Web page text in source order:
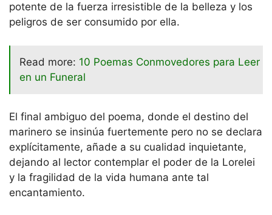
potente de la fuerza irresistible de la belleza y los
peligros de ser consumido por ella.
Read more: 10 Poemas Conmovedores para Leer
en un Funeral
El final ambiguo del poema, donde el destino del
marinero se insinúa fuertemente pero no se declara
explícitamente, añade a su cualidad inquietante,
dejando al lector contemplar el poder de la Lorelei
y la fragilidad de la vida humana ante tal
encantamiento.